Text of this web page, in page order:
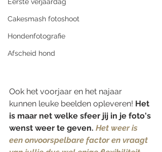
Cakesmash fotoshoot
Hondenfotografie
Afscheid hond
Ook het voorjaar en het najaar
kunnen leuke beelden opleveren! Het
is maar net welke sfeer jij in je foto's
wenst weer te geven. Het weer is
een onvoorspelbare factor en vraagt